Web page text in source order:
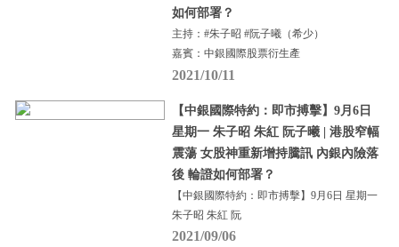
如何部署？
主持：#朱子昭 #阮子曦（希少）
嘉賓：中銀國際股票衍生產
2021/10/11
【中銀國際特約：即市搏擊】9月6日
星期一 朱子昭 朱紅 阮子曦 | 港股窄幅
震蕩 女股神重新增持騰訊 內銀內險落
後 輪證如何部署？
【中銀國際特約：即市搏擊】9月6日 星期一
朱子昭 朱紅 阮
2021/09/06